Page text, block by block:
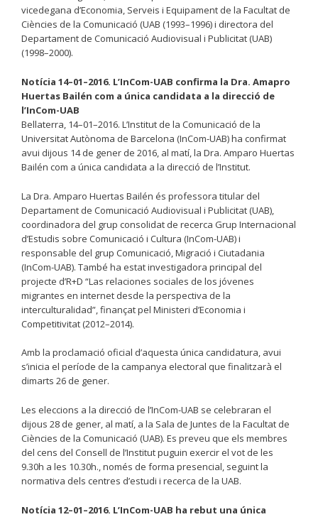
vicedegana d’Economia, Serveis i Equipament de la Facultat de
Ciències de la Comunicació (UAB (1993–1996) i directora del
Departament de Comunicació Audiovisual i Publicitat (UAB)
(1998–2000).
Notícia 14–01–2016. L’InCom-UAB confirma la Dra. Amapro
Huertas Bailén com a única candidata a la direcció de
l’InCom-UAB
Bellaterra, 14–01–2016. L’Institut de la Comunicació de la
Universitat Autònoma de Barcelona (InCom-UAB) ha confirmat
avui dijous 14 de gener de 2016, al matí, la Dra. Amparo Huertas
Bailén com a única candidata a la direcció de l’Institut.
La Dra. Amparo Huertas Bailén és professora titular del
Departament de Comunicació Audiovisual i Publicitat (UAB),
coordinadora del grup consolidat de recerca Grup Internacional
d’Estudis sobre Comunicació i Cultura (InCom-UAB) i
responsable del grup Comunicació, Migració i Ciutadania
(InCom-UAB). També ha estat investigadora principal del
projecte d’R+D “Las relaciones sociales de los jóvenes
migrantes en internet desde la perspectiva de la
interculturalidad”, finançat pel Ministeri d’Economia i
Competitivitat (2012–2014).
Amb la proclamació oficial d’aquesta única candidatura, avui
s’inicia el període de la campanya electoral que finalitzarà el
dimarts 26 de gener.
Les eleccions a la direcció de l’InCom-UAB se celebraran el
dijous 28 de gener, al matí, a la Sala de Juntes de la Facultat de
Ciències de la Comunicació (UAB). Es preveu que els membres
del cens del Consell de l’Institut puguin exercir el vot de les
9.30h a les 10.30h., només de forma presencial, seguint la
normativa dels centres d’estudi i recerca de la UAB.
Notícia 12–01–2016. L’InCom-UAB ha rebut una única